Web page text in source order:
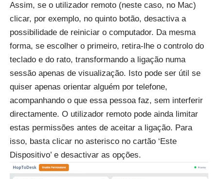
Assim, se o utilizador remoto (neste caso, no Mac)
clicar, por exemplo, no quinto botão, desactiva a
possibilidade de reiniciar o computador. Da mesma
forma, se escolher o primeiro, retira-lhe o controlo do
teclado e do rato, transformando a ligação numa
sessão apenas de visualização. Isto pode ser útil se
quiser apenas orientar alguém por telefone,
acompanhando o que essa pessoa faz, sem interferir
directamente. O utilizador remoto pode ainda limitar
estas permissões antes de aceitar a ligação. Para
isso, basta clicar no asterisco no cartão ‘Este
Dispositivo’ e desactivar as opções.